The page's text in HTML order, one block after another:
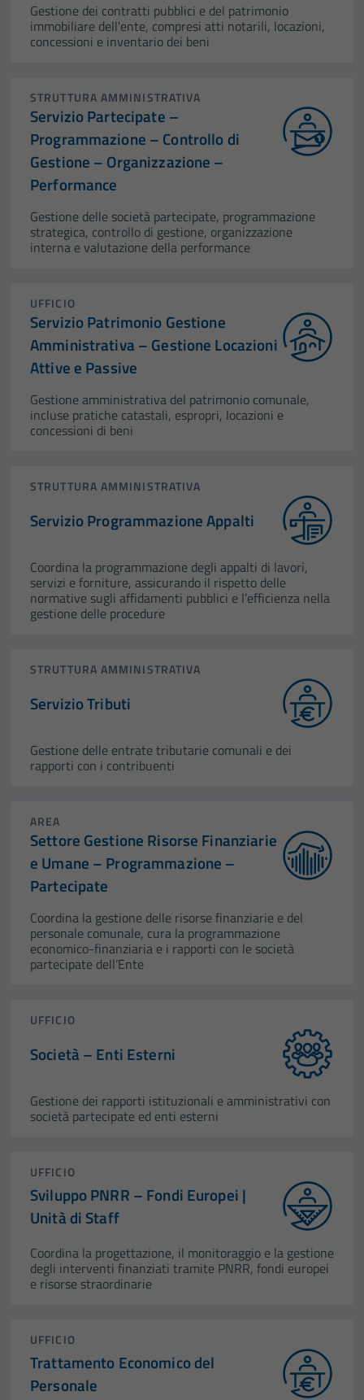
Gestione dei contratti pubblici e del patrimonio
immobiliare dell'ente, compresi atti notarili, locazioni,
concessioni e inventario dei beni
STRUTTURA AMMINISTRATIVA
Servizio Partecipate –
Programmazione – Controllo di
Gestione – Organizzazione –
Performance
Gestione delle società partecipate, programmazione
strategica, controllo di gestione, organizzazione
interna e valutazione della performance
UFFICIO
Servizio Patrimonio Gestione
Amministrativa – Gestione Locazioni
Attive e Passive
Gestione amministrativa del patrimonio comunale,
incluse pratiche catastali, espropri, locazioni e
concessioni di beni
STRUTTURA AMMINISTRATIVA
Servizio Programmazione Appalti
Coordina la programmazione degli appalti di lavori,
servizi e forniture, assicurando il rispetto delle
normative sugli affidamenti pubblici e l’efficienza nella
gestione delle procedure
STRUTTURA AMMINISTRATIVA
Servizio Tributi
Gestione delle entrate tributarie comunali e dei
rapporti con i contribuenti
AREA
Settore Gestione Risorse Finanziarie
e Umane – Programmazione –
Partecipate
Coordina la gestione delle risorse finanziarie e del
personale comunale, cura la programmazione
economico-finanziaria e i rapporti con le società
partecipate dell’Ente
UFFICIO
Società – Enti Esterni
Gestione dei rapporti istituzionali e amministrativi con
società partecipate ed enti esterni
UFFICIO
Sviluppo PNRR – Fondi Europei |
Unità di Staff
Coordina la progettazione, il monitoraggio e la gestione
degli interventi finanziati tramite PNRR, fondi europei
e risorse straordinarie
UFFICIO
Trattamento Economico del
Personale